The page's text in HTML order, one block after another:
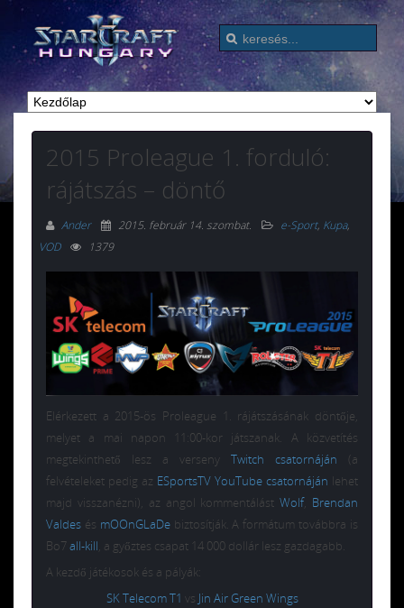
2015 Proleague 1. forduló:
rájátszás – döntő
Ander 2015. február 14. szombat. e-Sport, Kupa,
VOD
1379
Elérkezett a 2015-ös Proleague 1. rájátszásának döntője,
melyet a mai napon 11:00-kor játszanak. A közvetítés
megtekinthető lesz a verseny Twitch csatornáján (a
felvételeket pedig az ESportsTV YouTube csatornáján lehet
majd visszanézni), az angol kommentálástWolf, Brendan
Valdes és mOOnGLaDebiztosítják. A formátum továbbra is
Bo7all-kill, a győztes csapat 14 000 dollár lesz gazdagabb.
A kezdő játékosok és a pályák:
SK Telecom T1 vs Jin Air Green Wings